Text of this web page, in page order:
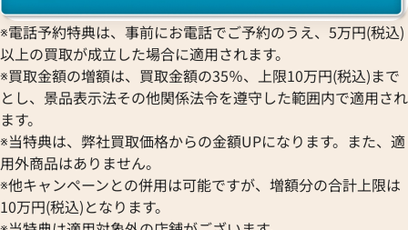
参考買取価格
41,000円
2026年1月17日時点
参考買取価格
2025年12月17日
※電話予約特典は、事前にお電話でご予約のうえ、5万円(税込)
以上の買取が成立した場合に適用されます。
※買取金額の増額は、買取金額の35％、上限10万円(税込)まで
とし、景品表示法その他関係法令を遵守した範囲内で適用され
ます。
※当特典は、弊社買取価格からの金額UPになります。また、適
用外商品はありません。
※他キャンペーンとの併用は可能ですが、増額分の合計上限は
10万円(税込)となります。